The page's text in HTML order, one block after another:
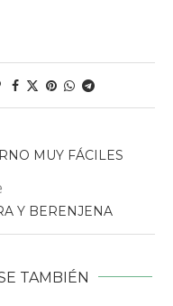
MUY FÁCILES
Y BERENJENA
TAMBIÉN